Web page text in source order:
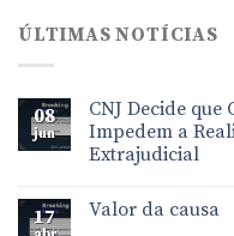
ÚLTIMAS NOTÍCIAS
08
jun
CNJ Decide que
Impedem a
Extrajudicial
17 Valor da causa